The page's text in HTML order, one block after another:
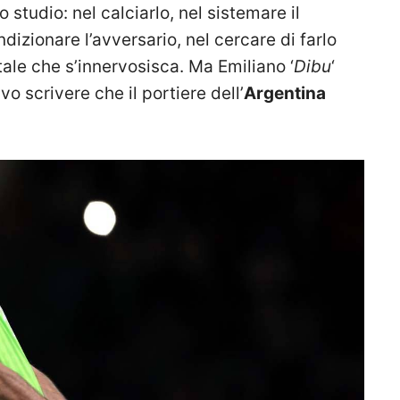
studio: nel calciarlo, nel sistemare il
l’avversario, nel cercare di farlo
che s’innervosisca. Ma Emiliano ‘Dibu‘
scrivere che il portiere dell’Argentina